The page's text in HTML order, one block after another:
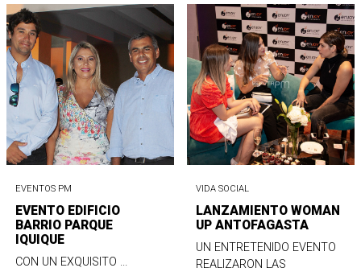
EVENTOS PM
EVENTO EDIFICIO
BARRIO PARQUE
IQUIQUE
CON UN EXQUISITO ...
VIDA SOCIAL
LANZAMIENTO WOMAN
UP ANTOFAGASTA
UN ENTRETENIDO EVENTO
REALIZARON LAS